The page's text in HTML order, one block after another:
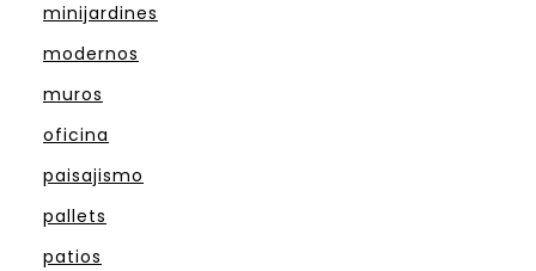
minijardines
modernos
muros
oficina
paisajismo
pallets
patios